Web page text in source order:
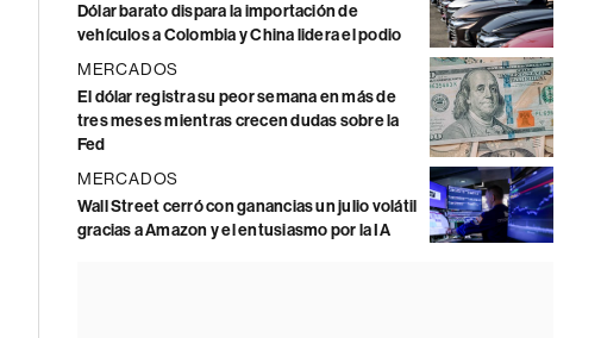
Dólar barato dispara la importación de
vehículos a Colombia y China lidera el podio
MERCADOS
El dólar registra su peor semana en más de
tres meses mientras crecen dudas sobre la
Fed
MERCADOS
Wall Street cerró con ganancias un julio volátil
gracias a Amazon y el entusiasmo por la IA